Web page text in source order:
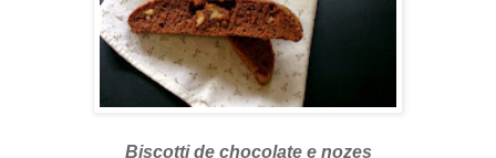
Biscotti de chocolate e nozes